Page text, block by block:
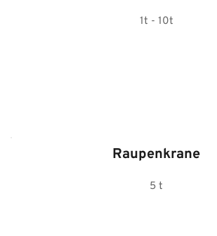
1t - 10t
Raupenkrane
5 t